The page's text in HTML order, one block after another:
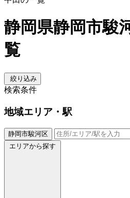
静岡県静岡市駿
覧
絞り込み
検索条件
地域エリア・駅
静岡市駿河区
エリアから探す